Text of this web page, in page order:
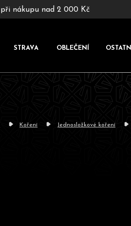
při nákupu nad 2 000 Kč
STRAVA OBLEČENÍ OSTATNÍ
Koření Jednosložkové koření